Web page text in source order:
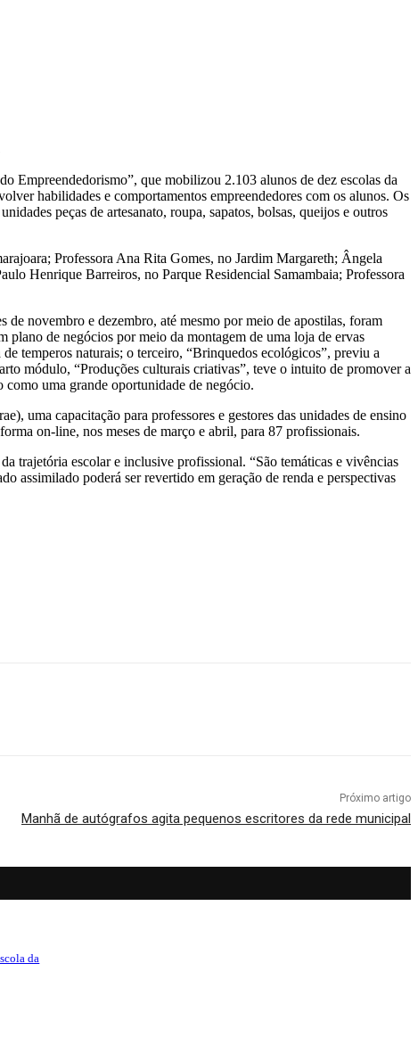
Empreendedorismo”, que mobilizou 2.103 alunos de dez escolas da
habilidades e comportamentos empreendedores com os alunos. Os
peças de artesanato, roupa, sapatos, bolsas, queijos e outros
Professora Ana Rita Gomes, no Jardim Margareth; Ângela
Henrique Barreiros, no Parque Residencial Samambaia; Professora
de novembro e dezembro, até mesmo por meio de apostilas, foram
plano de negócios por meio da montagem de uma loja de ervas
temperos naturais; o terceiro, “Brinquedos ecológicos”, previu a
módulo, “Produções culturais criativas”, teve o intuito de promover a
uma grande oportunidade de negócio.
uma capacitação para professores e gestores das unidades de ensino
on-line, nos meses de março e abril, para 87 profissionais.
trajetória escolar e inclusive profissional. “São temáticas e vivências
assimilado poderá ser revertido em geração de renda e perspectivas
Próximo artigo
Manhã de autógrafos agita pequenos escritores da rede municipal
da